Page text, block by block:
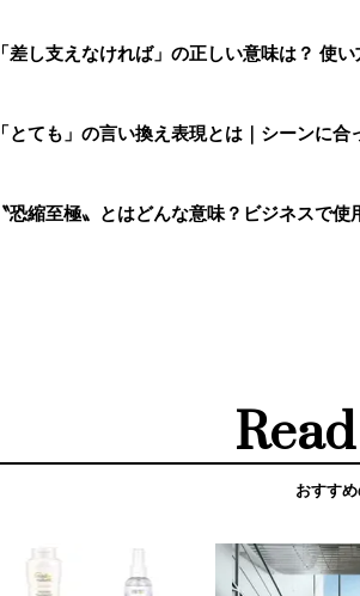
「差し支えなければ」の正しい意味は？ 使
「とても」の言い換え表現とは｜シーンに合
〝恐縮至極〟とはどんな意味？ビジネスで
おすす